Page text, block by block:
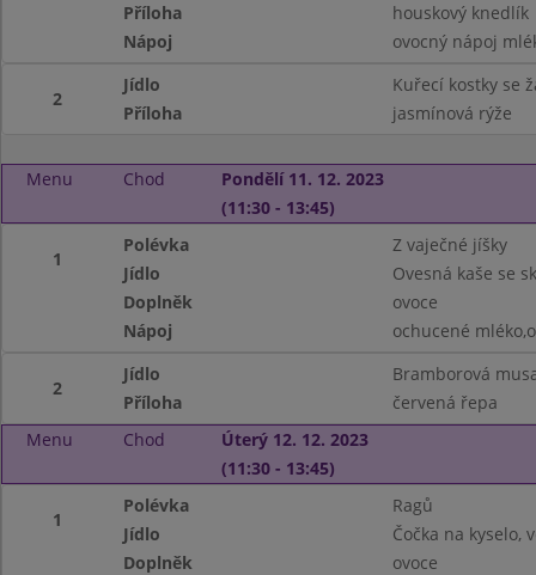
Příloha
houskový knedlík
Nápoj
ovocný nápoj
2
Jídlo
Kuřecí kostky se
Příloha
jasmínová rýže
Menu Chod
Pondělí 11. 12. 2023
(11:30 - 13:45)
1
Polévka
Z vaječné jíšky
Jídlo
Ovesná kaše se
Doplněk
ovoce
Nápoj
ochucené
2
Jídlo
Bramborová
Příloha
červená řepa
Menu
Chod
Úterý 12. 12. 2023
(11:30 - 13:45)
1
Polévka
Ragů
Jídlo
Čočka na kyselo,
Doplněk
ovoce